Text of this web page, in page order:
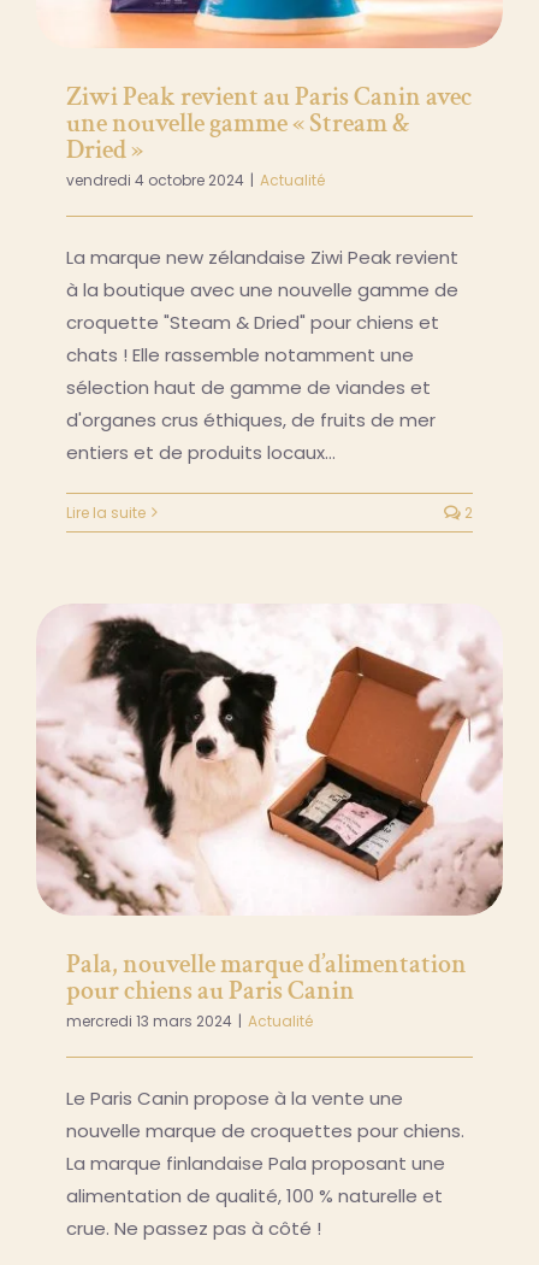
Ziwi Peak revient au Paris Canin avec
une nouvelle gamme « Stream &
Dried »
vendredi 4 octobre 2024 | Actualité
La marque new zélandaise Ziwi Peak revient
à la boutique avec une nouvelle gamme de
croquette "Steam & Dried" pour chiens et
chats ! Elle rassemble notamment une
sélection haut de gamme de viandes et
d'organes crus éthiques, de fruits de mer
entiers et de produits locaux…
Lire la suite 2
Pala, nouvelle marque d’alimentation
pour chiens au Paris Canin
mercredi 13 mars 2024 | Actualité
Le Paris Canin propose à la vente une
nouvelle marque de croquettes pour chiens.
La marque finlandaise Pala proposant une
alimentation de qualité, 100 % naturelle et
crue. Ne passez pas à côté !
123, Rue des Dames
75017 PARIS
09 81 74 34 32
Du lundi au samedi
de 9h30 à 19h30
Suivez-nous…